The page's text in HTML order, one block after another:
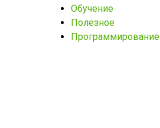
Обучение
Полезное
Программирование